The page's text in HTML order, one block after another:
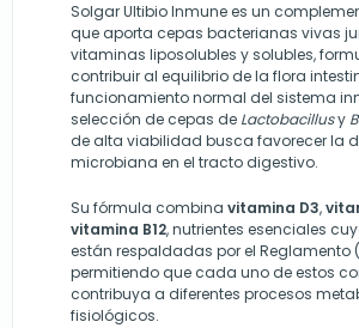
Solgar Ultibio Inmune es un
que aporta cepas bacterianas vivas
vitaminas liposolubles y solubles,
contribuir al equilibrio de la flora
funcionamiento normal del sistema
selección de cepas de Lactobacillusy
de alta viabilidad busca favorecer la
microbiana en el tracto digestivo.
Su fórmula combina vitamina D3,
vitamina B12, nutrientes esenciales
están respaldadas por el Reglamento
permitiendo que cada uno de estos
contribuya a diferentes procesos
fisiológicos.